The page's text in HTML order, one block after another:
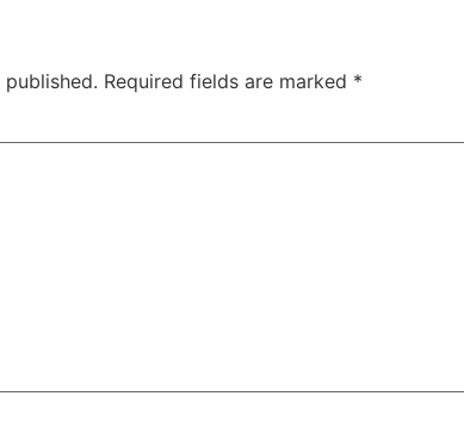
Required fields are marked *